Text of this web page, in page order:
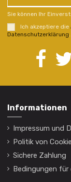
Sie können Ihr
Ich akzeptiere die
Datenschutzerklärung.
Informationen
Impressum und
Politik von
Sichere Zahlung
Bedingungen für